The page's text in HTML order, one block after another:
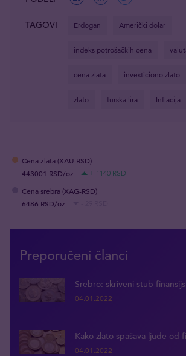
TAGOVI Erdogan Američki dolar
indeks potrošačkih cena
cena zlata investiciono zlato
zlato turska lira Inflacija
Cena zlata (XAU-RSD)
443001 RSD/oz
+ 1140 RSD
Cena srebra (XAG-RSD)
6486 RSD/oz
Preporučeni članci
Srebro: skriveni stub
04.01.2022
Kako zlato spašava ljude od
04.01.2022